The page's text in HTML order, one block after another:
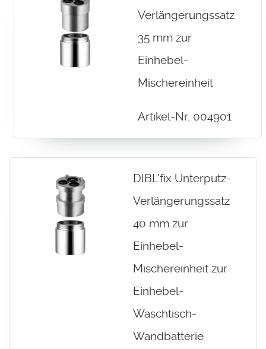
Verlängerungssatz
35 mm zur
Einhebel-
Mischereinheit
Artikel-Nr. 004901
DIBL'fix Unterputz-
Verlängerungssatz
40 mm zur
Einhebel-
Mischereinheit zur
Einhebel-
Waschtisch-
Wandbatterie